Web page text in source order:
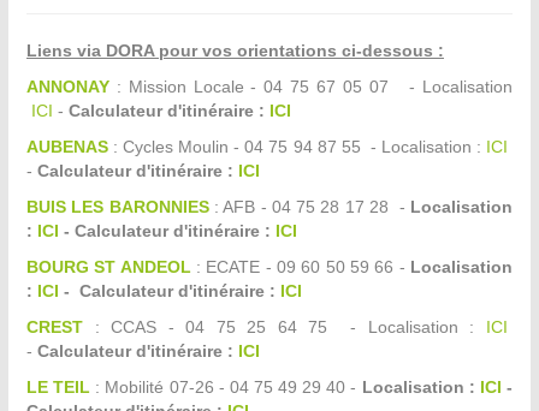
Liens via DORA pour vos orientations ci-dessous :
ANNONAY : Mission Locale - 04 75 67 05 07 - Localisation
ICI - Calculateur d'itinéraire : ICI
AUBENAS : Cycles Moulin - 04 75 94 87 55 - Localisation : ICI
- Calculateur d'itinéraire : ICI
BUIS LES BARONNIES: AFB - 04 75 28 17 28 - Localisation
: ICI - Calculateur d'itinéraire : ICI
BOURG ST ANDEOL : ECATE - 09 60 50 59 66 - Localisation
: ICI - Calculateur d'itinéraire : ICI
CREST : CCAS - 04 75 25 64 75 - Localisation : ICI
- Calculateur d'itinéraire : ICI
LE TEIL : Mobilité 07-26 - 04 75 49 29 40 - Localisation : ICI -